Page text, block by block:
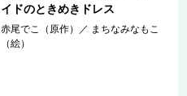
イドのときめきドレス
赤尾でこ（原作） ／ まちなみなもこ
（絵）